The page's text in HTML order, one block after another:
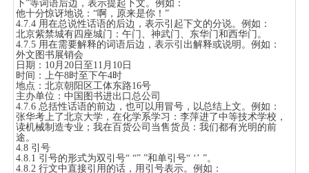
下”等词语后边，表示提起下文。例如：
他十分惊讶地说：“啊，原来是你！”
4.7.4 用在总说性话语的后边，表示引起下文的分说。例如：
北京紫禁城有四座城门：午门、神武门、东华门和西华门。
4.7.5 用在需要解释的词语后边，表示引出解释或说明。例如：
外文图书展销会
日期：10月20日至11月10日
时间：上午8时至下午4时
地点：北京朝阳区工体东路16号
主办单位：中国图书进出口总公司
4.7.6 总括性话语的前边，也可以用冒号，以总结上文。例如：
张华考上了北京大学，在化学系学习：李萍进了中等技术学校，
读机械制造专业；我在百货公司当售货员：我们都有光明的前
途。
4.8 引号
4.8.1 引号的形式为双引号“ “” ”和单引号“ ‘’ ”。
4.8.2 行文中直接引用的话，用引号表示。例如：